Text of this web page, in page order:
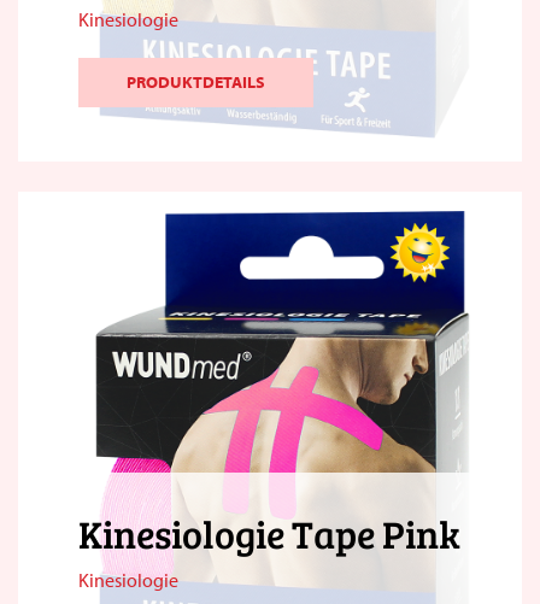
Kinesiologie
PRODUKTDETAILS
Kinesiologie Tape Pink
Kinesiologie